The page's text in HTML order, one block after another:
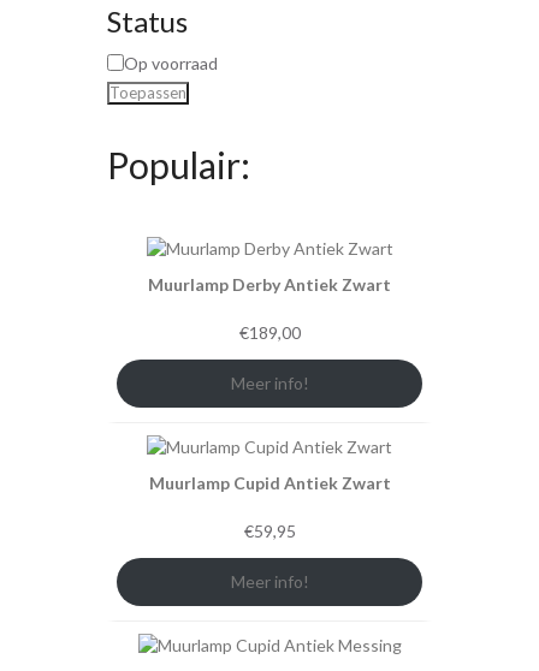
Status
Op voorraad
Toepassen
Populair:
Muurlamp Derby Antiek Zwart
€189,00
Meer info!
Muurlamp Cupid Antiek Zwart
€59,95
Meer info!